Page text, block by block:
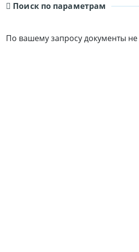
Поиск по параметрам
По вашему запросу документы